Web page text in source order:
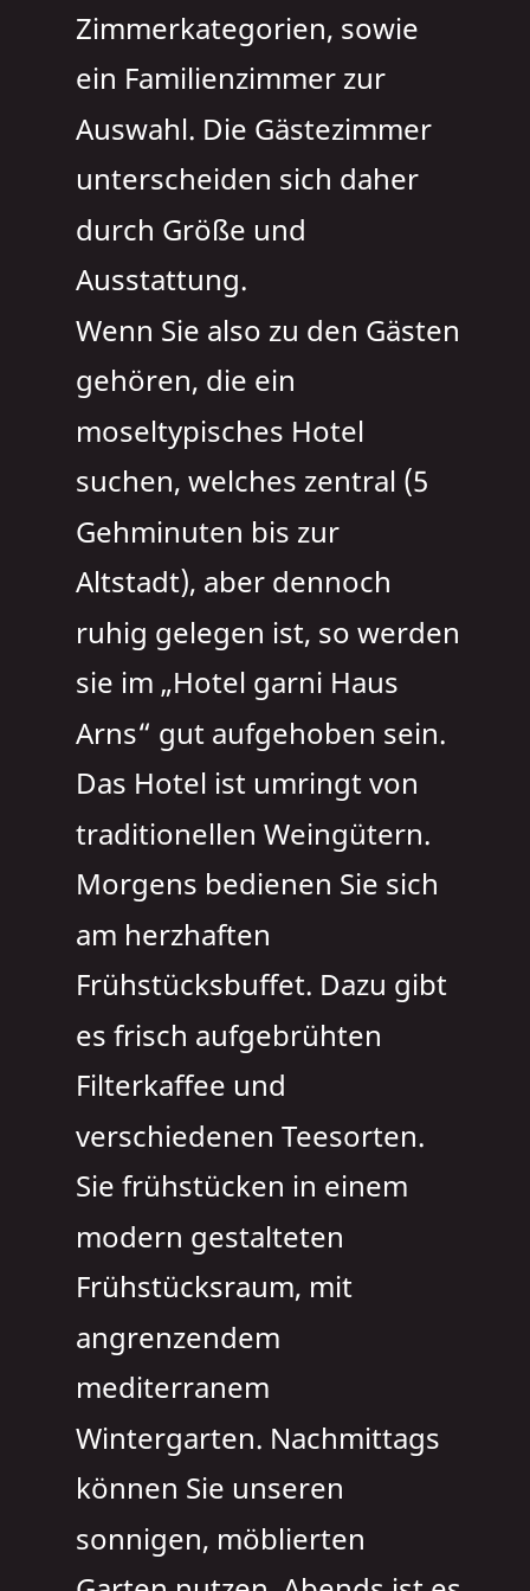
Zimmerkategorien, sowie
ein Familienzimmer zur
Auswahl. Die Gästezimmer
unterscheiden sich daher
durch Größe und
Ausstattung.
Wenn Sie also zu den Gästen
gehören, die ein
moseltypisches Hotel
suchen, welches zentral (5
Gehminuten bis zur
Altstadt), aber dennoch
ruhig gelegen ist, so werden
sie im „Hotel garni Haus
Arns“ gut aufgehoben sein.
Das Hotel ist umringt von
traditionellen Weingütern.
Morgens bedienen Sie sich
am herzhaften
Frühstücksbuffet. Dazu gibt
es frisch aufgebrühten
Filterkaffee und
verschiedenen Teesorten.
Sie frühstücken in einem
modern gestalteten
Frühstücksraum, mit
angrenzendem
mediterranem
Wintergarten. Nachmittags
können Sie unseren
sonnigen, möblierten